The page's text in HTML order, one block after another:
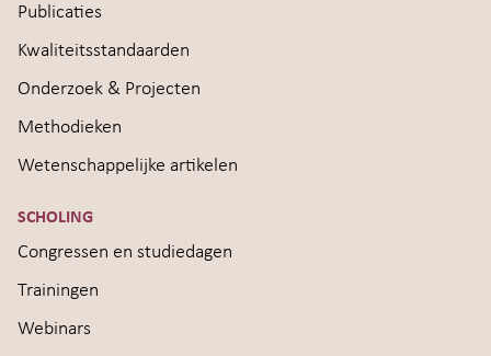
Publicaties
Kwaliteitsstandaarden
Onderzoek & Projecten
Methodieken
Wetenschappelijke artikelen
SCHOLING
Congressen en studiedagen
Trainingen
Webinars